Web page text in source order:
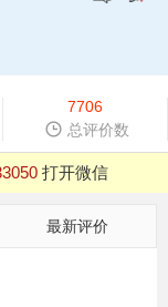
7706
总评价数
打开微信
等其他浏览器
最新评价